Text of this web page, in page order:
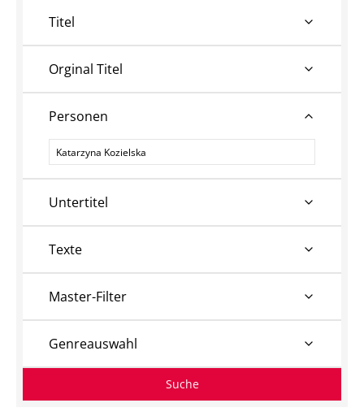
Titel
Orginal Titel
Personen
Personen
Untertitel
Texte
Master-Filter
Genreauswahl
Suche